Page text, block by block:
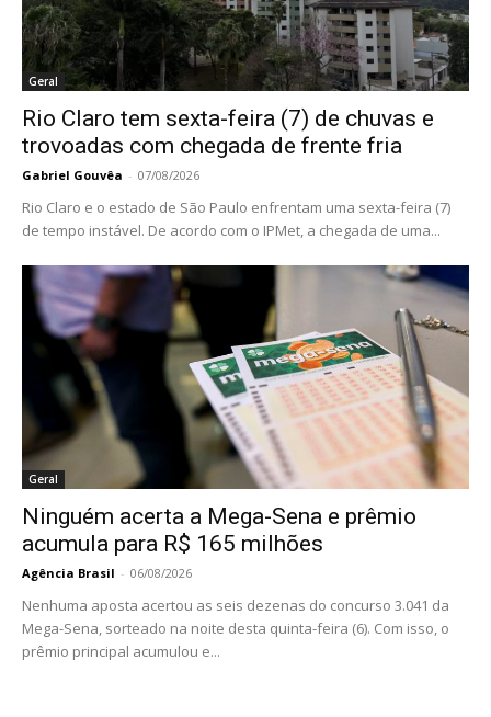
Geral
Rio Claro tem sexta-feira (7) de chuvas e
trovoadas com chegada de frente fria
Gabriel Gouvêa - 07/08/2026
Rio Claro e o estado de São Paulo enfrentam uma sexta-feira (7)
de tempo instável. De acordo com o IPMet, a chegada de uma...
Geral
Ninguém acerta a Mega-Sena e prêmio
acumula para R$ 165 milhões
Agência Brasil - 06/08/2026
Nenhuma aposta acertou as seis dezenas do concurso 3.041 da
Mega-Sena, sorteado na noite desta quinta-feira (6). Com isso, o
prêmio principal acumulou e...